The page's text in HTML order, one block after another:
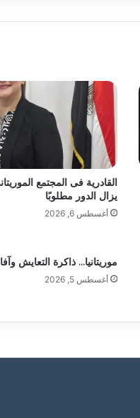
القادرية فى المجتمع
يزال الدور مطلوبًا
أغسطس 6, 2026
موريتانيا… ذاكرة التعايش
أغسطس 5, 2026